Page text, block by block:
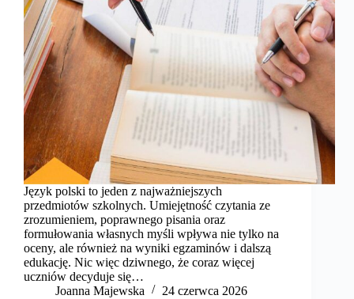
Język polski to jeden z najważniejszych
przedmiotów szkolnych. Umiejętność czytania ze
zrozumieniem, poprawnego pisania oraz
formułowania własnych myśli wpływa nie tylko na
oceny, ale również na wyniki egzaminów i dalszą
edukację. Nic więc dziwnego, że coraz więcej
uczniów decyduje się…
Joanna Majewska
24 czerwca 2026